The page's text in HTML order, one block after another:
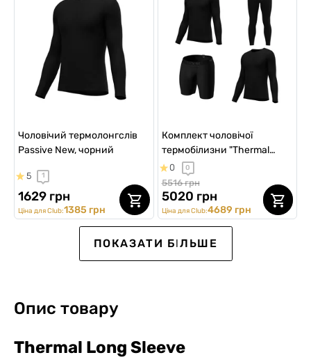
Чоловічий термолонгслів
Passive New, чорний
5 1
1629 грн
Ціна для Club:1385 грн
Комплект чоловічої
термобілизни "Thermal
Active"
0 0
5516 грн
5020 грн
Ціна для Club:4689 грн
Sport
ПОКАЗАТИ БІЛЬШЕ
Опис товару
Thermal Long Sleeve